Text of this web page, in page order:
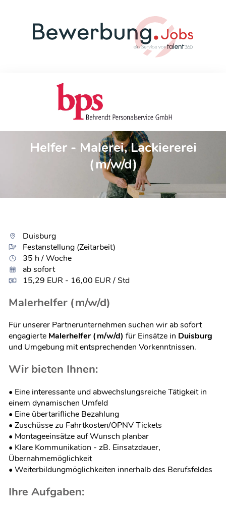
Helfer - Malerei, Lackiererei
(m/w/d)
Duisburg
Festanstellung (Zeitarbeit)
35 h / Woche
ab sofort
15,29 EUR - 16,00 EUR / Std
Malerhelfer (m/w/d)
Für unserer Partnerunternehmen suchen wir ab sofort
engagierte Malerhelfer (m/w/d) für Einsätze in Duisburg
und Umgebung mit entsprechenden Vorkenntnissen.
Wir bieten Ihnen:
• Eine interessante und abwechslungsreiche Tätigkeit in
einem dynamischen Umfeld
• Eine übertarifliche Bezahlung
• Zuschüsse zu Fahrtkosten/ÖPNV Tickets
• Montageeinsätze auf Wunsch planbar
• Klare Kommunikation - zB. Einsatzdauer,
Übernahmemöglichkeit
• Weiterbildungmöglichkeiten innerhalb des Berufsfeldes
Ihre Aufgaben: